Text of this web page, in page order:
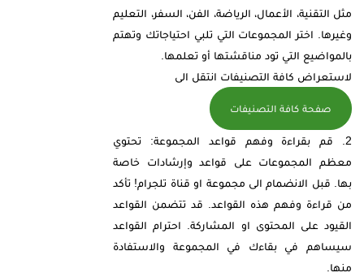
مثل التقنية، الأعمال، الرياضة، الفن، السفر، التعليم
وغيرها. اختر المجموعات التي تلبي احتياجاتك وتهتم
بالمواضيع التي تود مناقشتها أو تعلمها.
لاستعراض كافة التصنيفات انتقل الى
صفحة كافة التصنيفات
قم بقراءة وفهم قواعد المجموعة: تحتوي
معظم المجموعات على قواعد وإرشادات خاصة
بها. قبل الانضمام الى مجموعة او قناة تلجرام! تأكد
من قراءة وفهم هذه القواعد. قد تتضمن القواعد
القيود على المحتوى او المشاركة. احترام القواعد
سيساهم في بقاءك في المجموعة والاستفادة
منها.